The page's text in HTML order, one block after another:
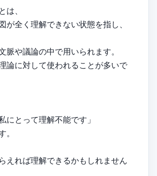
は、
が全く理解できない状態を指し、
脈や議論の中で用いられます。
論に対して使われることが多いで
にとって理解不能です」
。
えれば理解できるかもしれません